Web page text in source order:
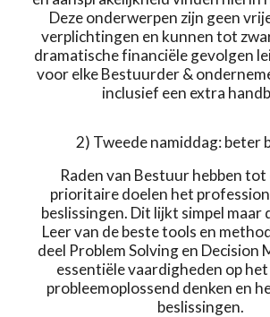
Deze onderwerpen zijn geen
verplichtingen en kunnen tot
dramatische financiële gevolgen
voor elke Bestuurder &
inclusief een extra
2) Tweede namiddag: beter
Raden van Bestuur hebben tot
prioritaire doelen het
beslissingen. Dit lijkt simpel maar
Leer van de beste tools en
deel Problem Solving en Decision
essentiële vaardigheden op
probleemoplossend denken en
beslissingen.